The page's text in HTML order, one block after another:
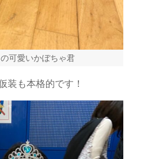
可愛いかぼちゃ君
装も本格的です！